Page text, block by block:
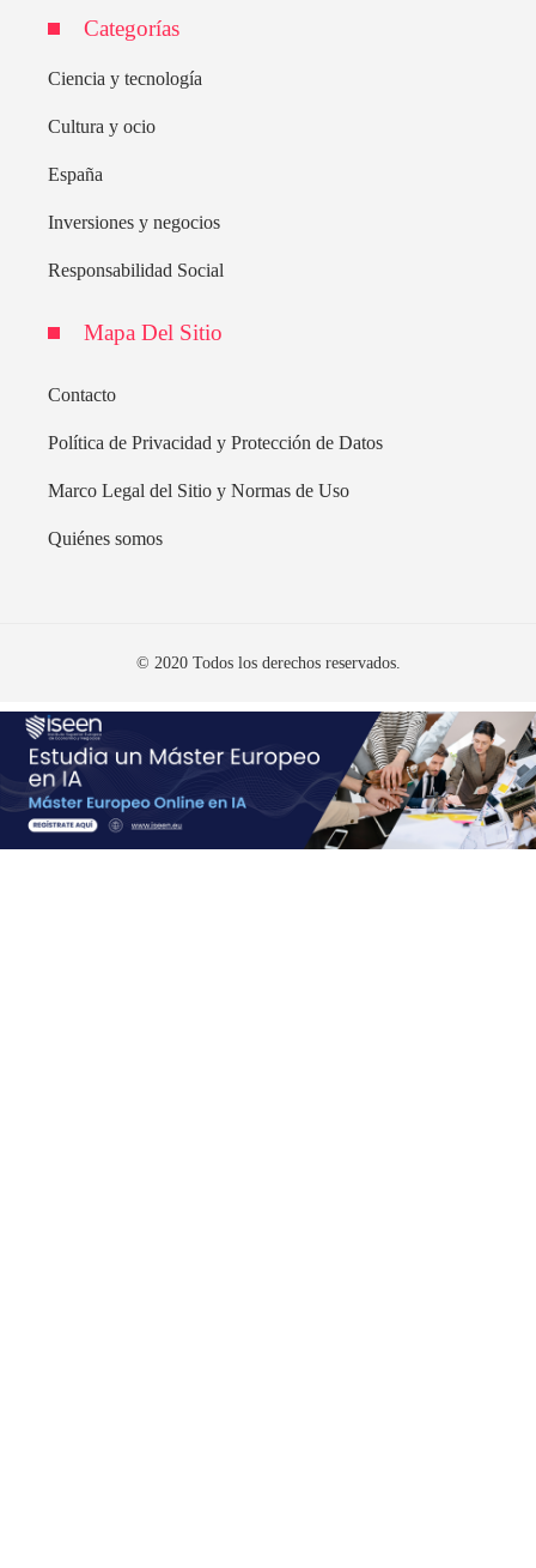
Categorías
Ciencia y tecnología
Cultura y ocio
España
Inversiones y negocios
Responsabilidad Social
Mapa Del Sitio
Contacto
Política de Privacidad y Protección de Datos
Marco Legal del Sitio y Normas de Uso
Quiénes somos
© 2020 Todos los derechos reservados.